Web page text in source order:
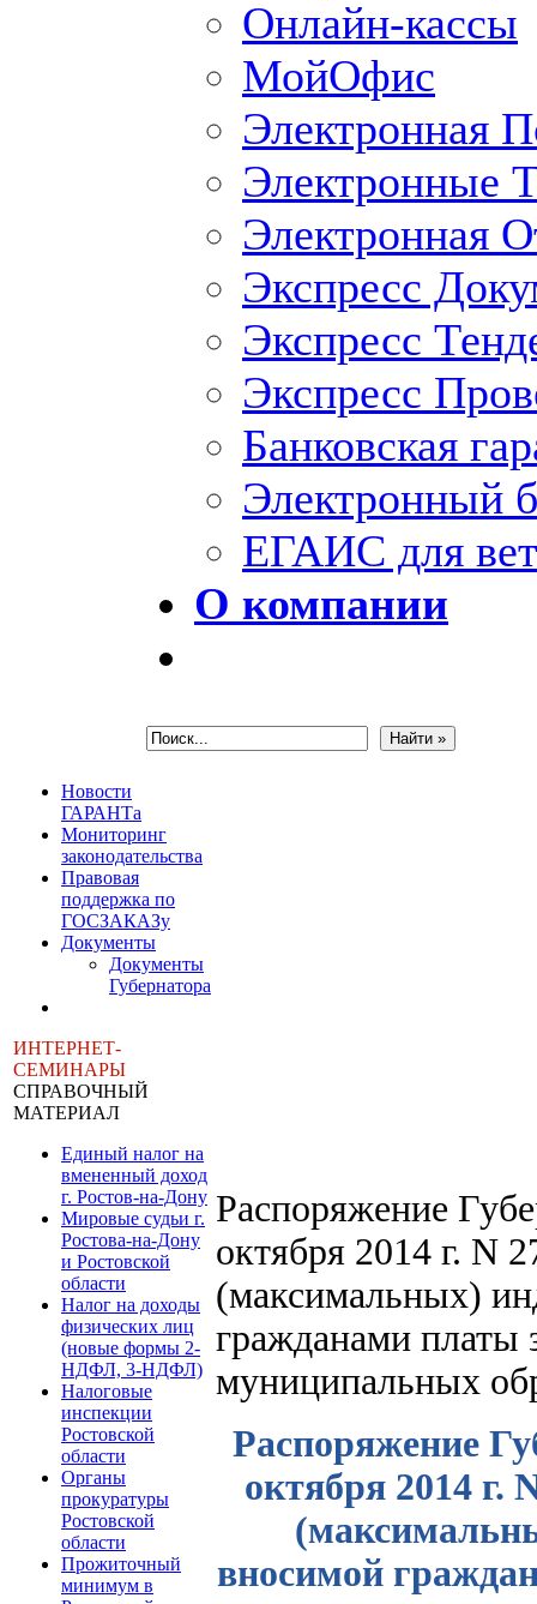
Онлайн-кассы
МойОфис
Электронная
Электронные
Электронная
Экспресс
Экспресс
Экспресс
Банковская
Электронный
ЕГАИС для
О компании
Новости
ГАРАНТа
Мониторинг
законодательства
Правовая
поддержка по
ГОСЗАКАЗу
Документы
Документы
Губернатора
ИНТЕРНЕТ-
СЕМИНАРЫ
СПРАВОЧНЫЙ
МАТЕРИАЛ
Единый налог на
вмененный доход
г. Ростов-на-Дону
Мировые судьи г.
Ростова-на-Дону
и Ростовской
области
Налог на доходы
физических лиц
(новые формы 2-
НДФЛ, 3-НДФЛ)
Налоговые
инспекции
Ростовской
области
Органы
прокуратуры
Ростовской
области
Прожиточный
минимум в
Распоряжение
октября 2014 г. N
(максимальных)
гражданами платы
муниципальных
Распоряжение
октября 2014 г.
вносимой